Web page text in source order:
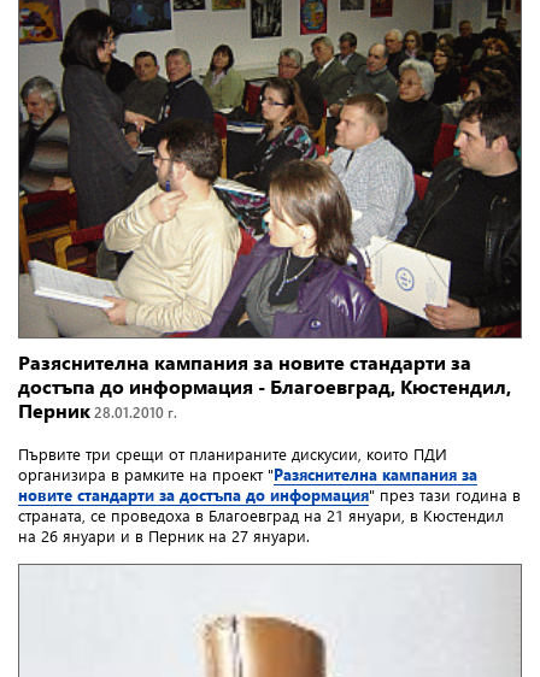
Разяснителна кампания за новите стандарти за
достъпа до информация - Благоевград, Кюстендил,
Перник 28.01.2010 г.
Първите три срещи от планираните дискусии, които ПДИ
организира в рамките на проект "Разяснителна кампания за
новите стандарти за достъпа до информация" през тази година в
страната, се проведоха в Благоевград на 21 януари, в Кюстендил
на 26 януари и в Перник на 27 януари.